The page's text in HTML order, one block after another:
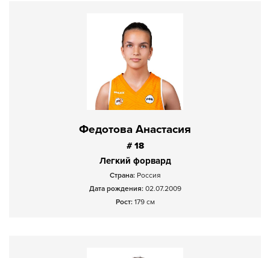
Федотова Анастасия
# 18
Легкий форвард
Страна: Россия
Дата рождения: 02.07.2009
Рост: 179 см